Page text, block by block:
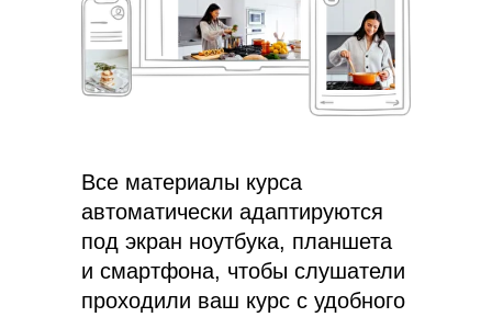
Все материалы курса
автоматически адаптируются
под экран ноутбука, планшета
и смартфона, чтобы слушатели
проходили ваш курс с удобного